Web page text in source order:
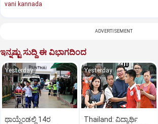
vani kannada
ADVERTISEMENT
ಇನ್ನಷ್ಟು ಸುದ್ದಿ ಈ ವಿಭಾಗದಿಂದ
Yesterday
ಥಾಯ್ಲೆಂಡಲ್ಲಿ 14ರ
Yesterday
Thailand: ವಿದ್ಯಾರ್ಥಿ